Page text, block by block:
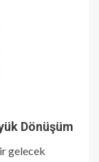
Dönüşüm
gelecek